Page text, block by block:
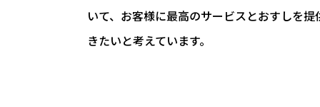
いて、お客様に最高のサービスとおすしを
きたいと考えています。